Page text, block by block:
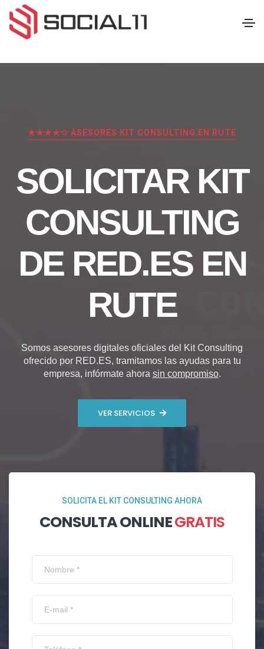
★★★★✩ ASESORES KIT CONSULTING EN RUTE
SOLICITAR KIT
CONSULTING
DE RED.ES EN
RUTE
Somos asesores digitales oficiales del Kit Consulting
ofrecido por RED.ES, tramitamos las ayudas para tu
empresa, infórmate ahora sin compromiso.
VER SERVICIOS
SOLICITA EL KIT CONSULTING AHORA
CONSULTA ONLINEGRATIS